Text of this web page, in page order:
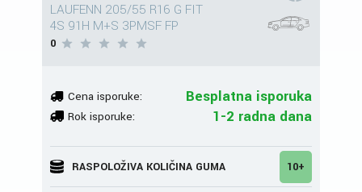
LAUFENN 205/55 R16 G FIT
4S 91H M+S 3PMSF FP
0
Cena isporuke: Besplatna isporuka
Rok isporuke: 1-2 radna dana
RASPOLOŽIVA KOLIČINA GUMA 10+